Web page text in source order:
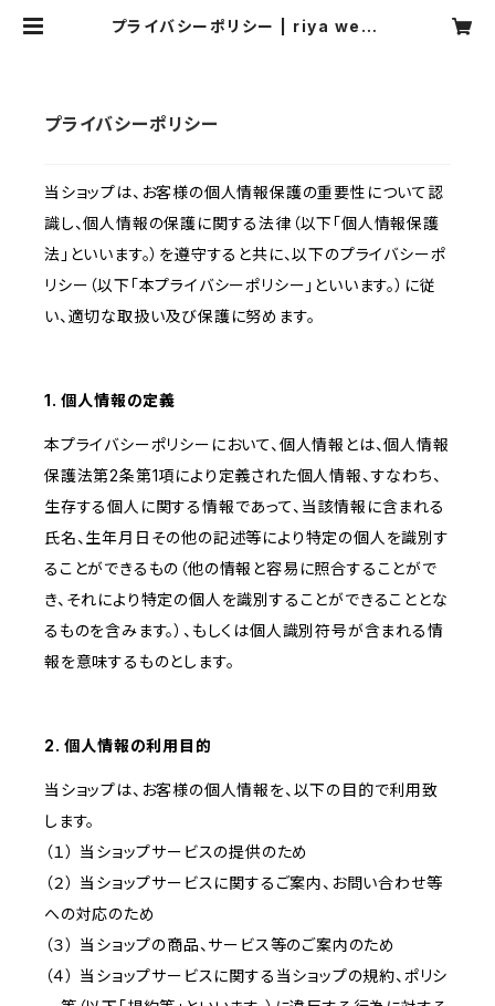
プライバシーポリシー | riya webs
プライバシーポリシー
当ショップは、お客様の個人情報保護の重要性について認
識し、個人情報の保護に関する法律（以下「個人情報保護
法」といいます。）を遵守すると共に、以下のプライバシーポ
リシー（以下「本プライバシーポリシー」といいます。）に従
い、適切な取扱い及び保護に努めます。
1. 個人情報の定義
本プライバシーポリシーにおいて、個人情報とは、個人情報
保護法第2条第1項により定義された個人情報、すなわち、
生存する個人に関する情報であって、当該情報に含まれる
氏名、生年月日その他の記述等により特定の個人を識別す
ることができるもの（他の情報と容易に照合することがで
き、それにより特定の個人を識別することができることとな
るものを含みます。）、もしくは個人識別符号が含まれる情
報を意味するものとします。
2. 個人情報の利用目的
当ショップは、お客様の個人情報を、以下の目的で利用致
します。
（１） 当ショップサービスの提供のため
（２） 当ショップサービスに関するご案内、お問い合わせ等
への対応のため
（３） 当ショップの商品、サービス等のご案内のため
（４） 当ショップサービスに関する当ショップの規約、ポリシ